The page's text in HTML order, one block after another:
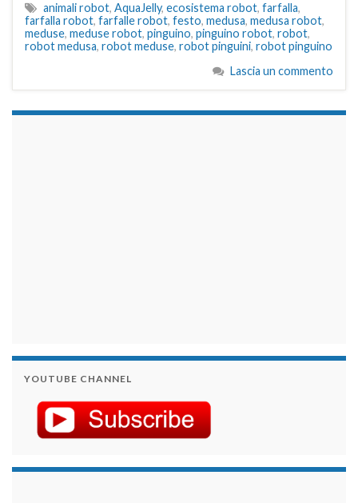
animali robot, AquaJelly, ecosistema robot, farfalla,
farfalla robot, farfalle robot, festo, medusa, medusa robot,
meduse, meduse robot, pinguino, pinguino robot, robot,
robot medusa, robot meduse, robot pinguini, robot pinguino
Lascia un commento
YOUTUBE CHANNEL